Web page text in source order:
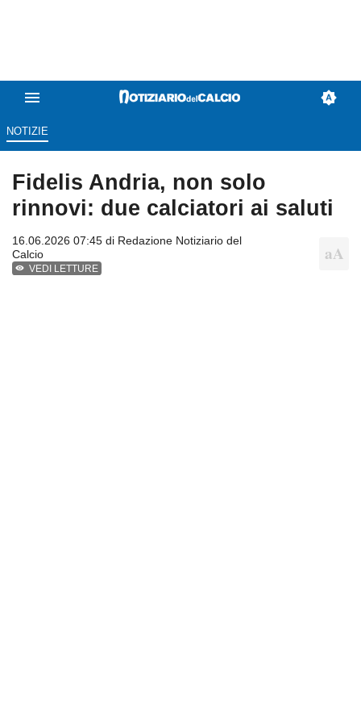
NOTIZIE
Fidelis Andria, non solo
rinnovi: due calciatori ai saluti
16.06.2026 07:45 di Redazione Notiziario del
Calcio
VEDI LETTURE